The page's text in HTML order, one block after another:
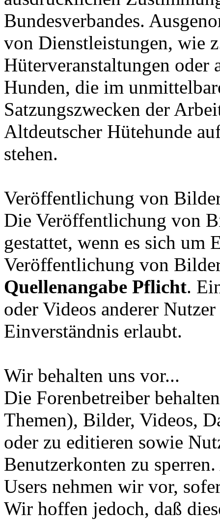
Bundesverbandes.
von Dienstleistungen, wie
Hüterveranstaltungen oder
Hunden, die im
Satzungszwecken der
Altdeutscher Hütehunde
stehen.
Veröffentlichung von
Die Veröffentlichung von
gestattet, wenn es sich um
Veröffentlichung von
Quellenangabe Pflicht.
oder Videos anderer
Einverständnis erlaubt.
Wir behalten uns vor...
Die Forenbetreiber
Themen), Bilder, Videos,
oder zu editieren sowie
Benutzerkonten zu
Users nehmen wir vor,
Wir hoffen jedoch, daß